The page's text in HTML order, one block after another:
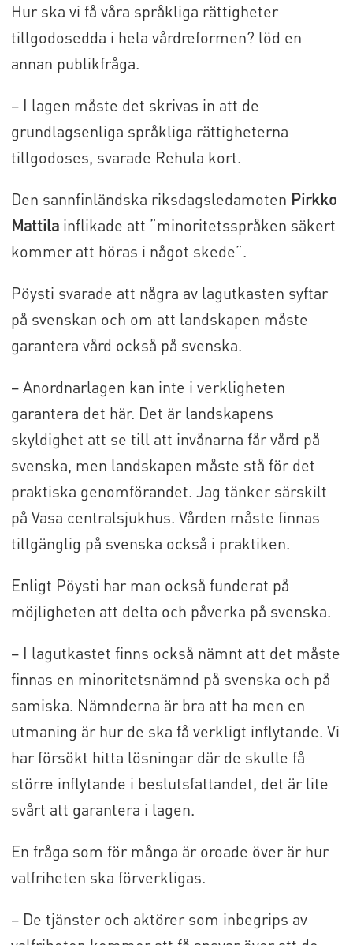
Hur ska vi få våra språkliga rättigheter
tillgodosedda i hela vårdreformen? löd en
annan publikfråga.
– I lagen måste det skrivas in att de
grundlagsenliga språkliga rättigheterna
tillgodoses, svarade Rehula kort.
Den sannfinländska riksdagsledamoten Pirkko
Mattilainflikade att ”minoritetsspråken säkert
kommer att höras i något skede”.
Pöysti svarade att några av lagutkasten syftar
på svenskan och om att landskapen måste
garantera vård också på svenska.
– Anordnarlagen kan inte i verkligheten
garantera det här. Det är landskapens
skyldighet att se till att invånarna får vård på
svenska, men landskapen måste stå för det
praktiska genomförandet. Jag tänker särskilt
på Vasa centralsjukhus. Vården måste finnas
tillgänglig på svenska också i praktiken.
Enligt Pöysti har man också funderat på
möjligheten att delta och påverka på svenska.
– I lagutkastet finns också nämnt att det måste
finnas en minoritetsnämnd på svenska och på
samiska. Nämnderna är bra att ha men en
utmaning är hur de ska få verkligt inflytande. Vi
har försökt hitta lösningar där de skulle få
större inflytande i beslutsfattandet, det är lite
svårt att garantera i lagen.
En fråga som för många är oroade över är hur
valfriheten ska förverkligas.
– De tjänster och aktörer som inbegrips av